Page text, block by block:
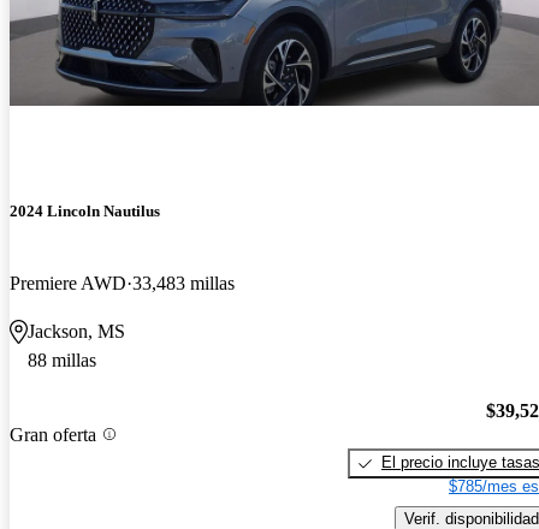
2024 Lincoln Nautilus
Premiere AWD 33,483 millas
Jackson, MS
88 millas
Gran oferta
El precio incluye tasas
$785/mes
Verif. disponibilidad